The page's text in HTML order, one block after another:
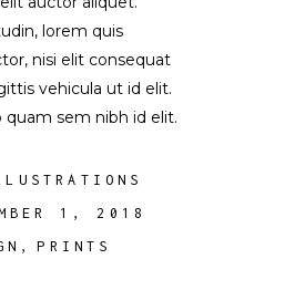
lorem quis
nisi elit consequat
vehicula ut id elit.
quam sem nibh id elit.
1, 2018
PRINTS